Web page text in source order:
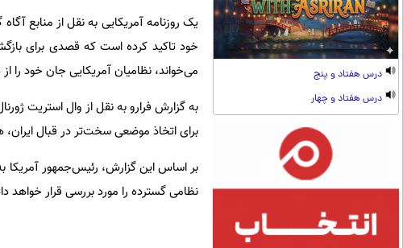
درس هفتاد و پنج
درس هفتاد و چهار
یک روزنامه آمریکایی به نقل از منابع
خود تاکید کرده است که قصدی برای
می‌خواند، نظامیان آمریکایی جان خود را
به گزارش فرارو به نقل از وال استریت
برای اتخاذ موضعی سخت‌تر در قبال
بر اساس این گزارش، رئیس‌جمهور آمریکا
نظامی گسترده را مورد بررسی قرار